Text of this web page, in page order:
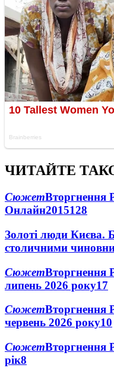
ЧИТАЙТЕ
СюжетВторгнення
Онлайн2015128
Золоті люди Києва.
столичними
СюжетВторгнення
липень 2026 року17
СюжетВторгнення
червень 2026 року10
СюжетВторгнення
рік8